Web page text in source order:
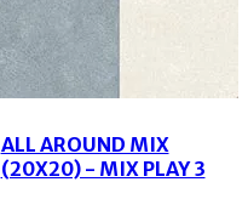
ALL AROUND MIX
(20X20) - MIX PLAY 3